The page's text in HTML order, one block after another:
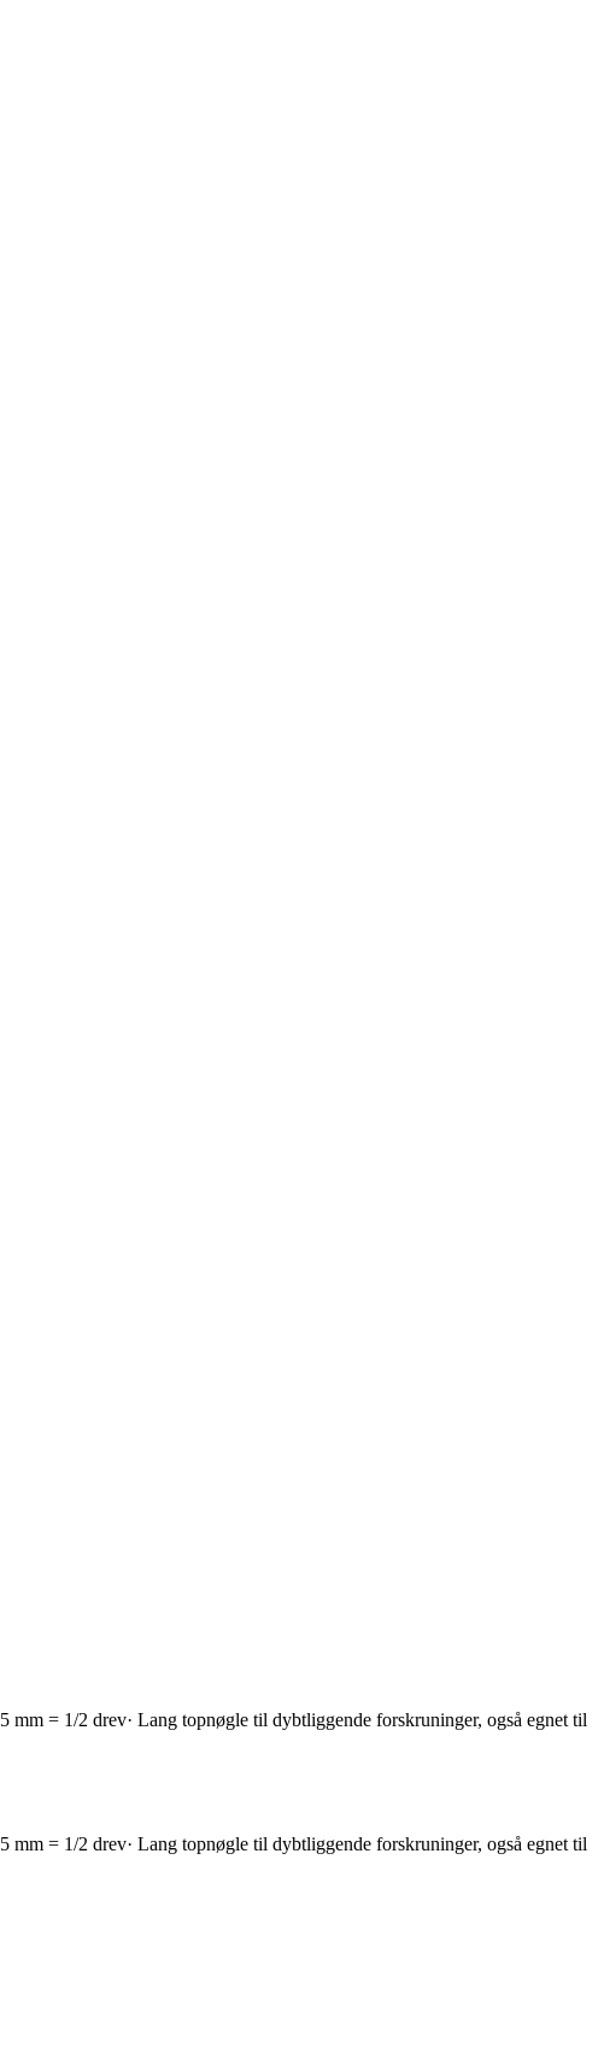
mm = 1/2 drev· Lang topnøgle til dybtliggende forskruninger, også egnet til
mm = 1/2 drev· Lang topnøgle til dybtliggende forskruninger, også egnet til